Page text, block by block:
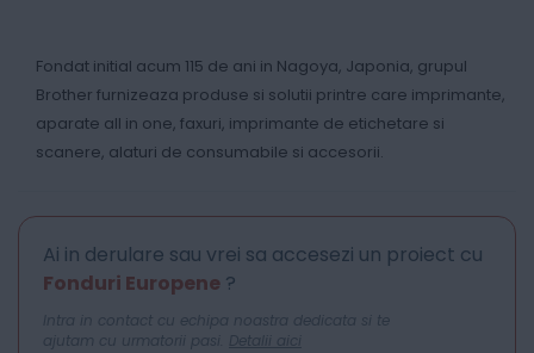
Fondat initial acum 115 de ani in Nagoya, Japonia, grupul
Brother furnizeaza produse si solutii printre care imprimante,
aparate all in one, faxuri, imprimante de etichetare si
scanere, alaturi de consumabile si accesorii.
Ai in derulare sau vrei sa accesezi un proiect cu
Fonduri Europene ?
Intra in contact cu echipa noastra dedicata si te
ajutam cu urmatorii pasi. Detalii aici